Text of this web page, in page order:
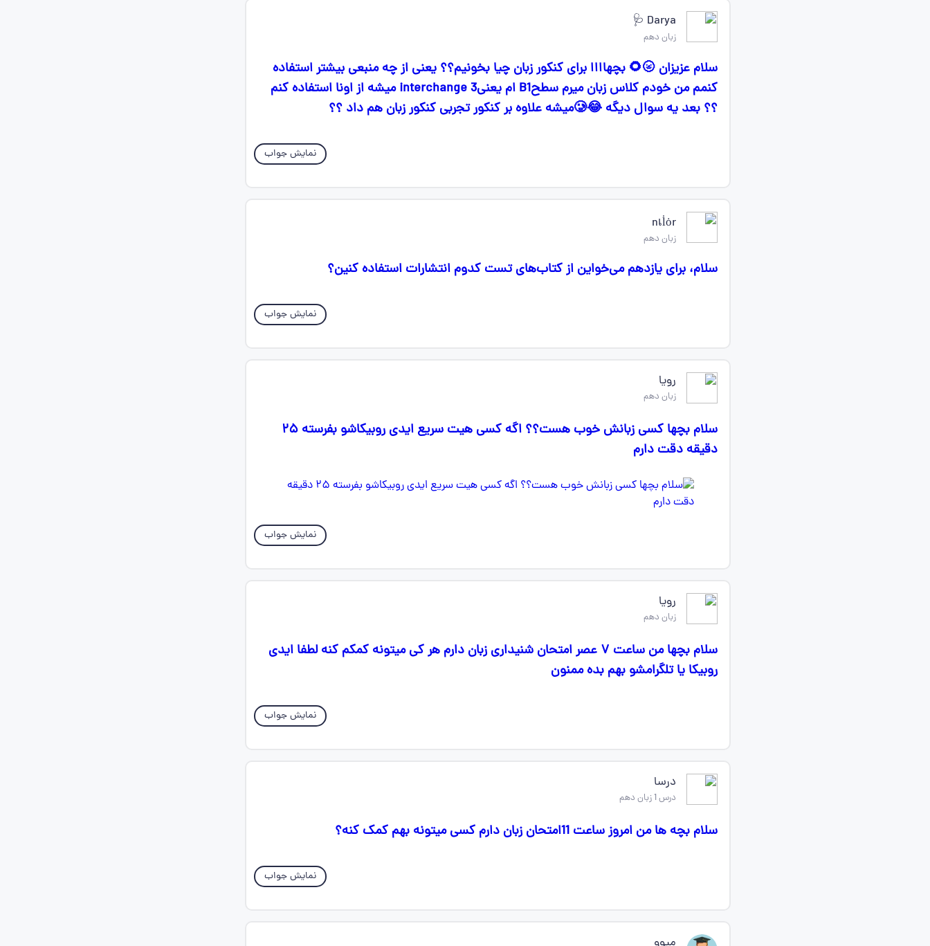
Darya 🩺
زبان دهم
سلام عزیزان 🌝🌻 بچهاااا برای کنکور زبان چیا بخونیم؟؟ یعنی از چه منبعی بیشتر استفاده
کنمم من خودم کلاس زبان میرم سطحB1 ام یعنیinterchange 3 میشه از اونا استفاده کنم
؟؟ بعد یه سوال دیگه 😂🥲میشه علاوه بر کنکور تجربی کنکور زبان هم داد ؟؟
نمایش جواب
nเl̇ȯr
زبان دهم
سلام، برای یازدهم می‌خواین از کتاب‌های تست کدوم انتشارات استفاده کنین؟
نمایش جواب
رویا
زبان دهم
سلام بچها کسی زبانش خوب هست؟؟ اگه کسی هیت سریع ایدی روبیکاشو بفرسته ۲۵
دقیقه دقت دارم
نمایش جواب
رویا
زبان دهم
سلام بچها من ساعت ۷ عصر امتحان شنیداری زبان دارم هر کی میتونه کمکم کنه لطفا ایدی
روبیکا یا تلگرامشو بهم بده ممنون
نمایش جواب
درسا
درس 1 زبان دهم
سلام بچه ها من امروز ساعت 11امتحان زبان دارم کسی میتونه بهم کمک کنه؟
نمایش جواب